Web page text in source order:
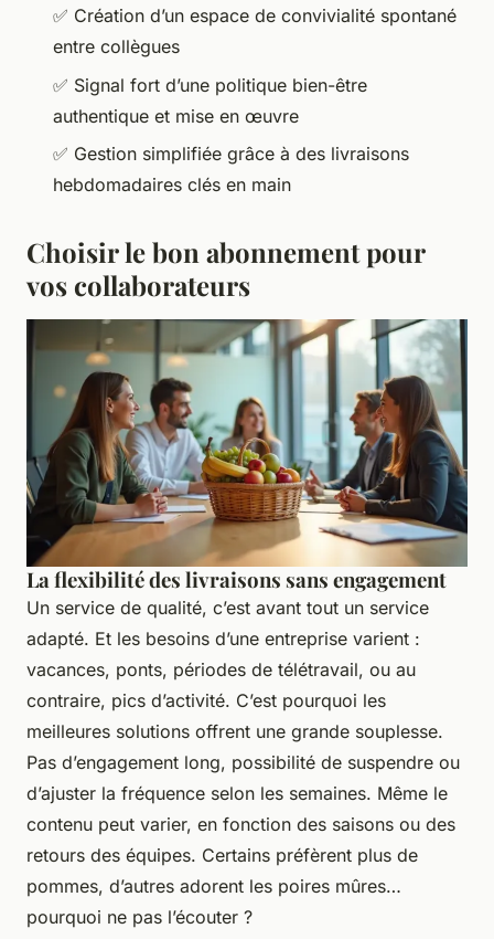
✅ Création d’un espace de convivialité spontané
entre collègues
✅ Signal fort d’une politique bien-être
authentique et mise en œuvre
✅ Gestion simplifiée grâce à des livraisons
hebdomadaires clés en main
Choisir le bon abonnement pour
vos collaborateurs
La flexibilité des livraisons sans engagement
Un service de qualité, c’est avant tout un service
adapté. Et les besoins d’une entreprise varient :
vacances, ponts, périodes de télétravail, ou au
contraire, pics d’activité. C’est pourquoi les
meilleures solutions offrent une grande souplesse.
Pas d’engagement long, possibilité de suspendre ou
d’ajuster la fréquence selon les semaines. Même le
contenu peut varier, en fonction des saisons ou des
retours des équipes. Certains préfèrent plus de
pommes, d’autres adorent les poires mûres…
pourquoi ne pas l’écouter ?